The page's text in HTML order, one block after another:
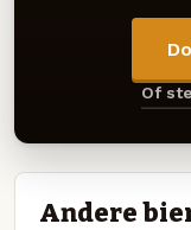
Of
Andere